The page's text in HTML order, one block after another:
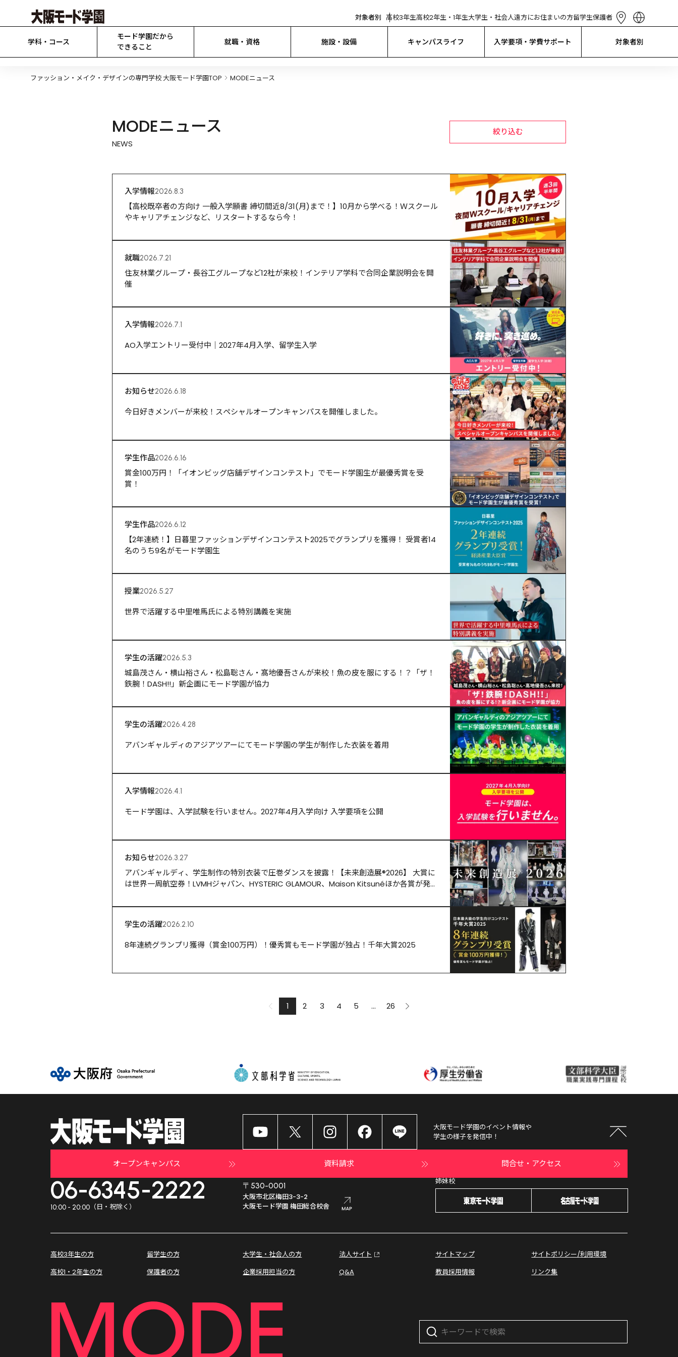
対象者別 高校3年生高校2年生・1年生大学生・社会人遠方にお住まいの方留学生保護者
简体中文
学科・コース
モード学園だから
できること
就職・資格 施設・設備 キャンパスライフ 入学要項・学費サポート 対象者別
ファッション・メイク・デザインの専門学校 大阪モード学園TOP MODEニュース
MODEニュース
NEWS
絞り込む
入学情報2026.8.3
【高校既卒者の方向け 一般入学願書 締切間近8/31(月)まで！】10月から学べる！Ｗスクール
やキャリアチェンジなど、リスタートするなら今！
就職2026.7.21
住友林業グループ・長谷工グループなど12社が来校！インテリア学科で合同企業説明会を開
催
入学情報2026.7.1
AO入学エントリー受付中｜2027年4月入学、留学生入学
お知らせ2026.6.18
今日好きメンバーが来校！スペシャルオープンキャンパスを開催しました。
学生作品2026.6.16
賞金100万円！「イオンビッグ店舗デザインコンテスト」でモード学園生が最優秀賞を受
賞！
学生作品2026.6.12
【2年連続！】日暮里ファッションデザインコンテスト2025でグランプリを獲得！ 受賞者14
名のうち9名がモード学園生
授業2026.5.27
世界で活躍する中里唯馬氏による特別講義を実施
学生の活躍2026.5.3
城島茂さん・横山裕さん・松島聡さん・髙地優吾さんが来校！魚の皮を服にする！？「ザ！
鉄腕！DASH!!」新企画にモード学園が協力
学生の活躍2026.4.28
アバンギャルディのアジアツアーにてモード学園の学生が制作した衣装を着用
入学情報2026.4.1
モード学園は、入学試験を行いません。2027年4月入学向け 入学要項を公開
お知らせ2026.3.27
アバンギャルディ、学生制作の特別衣装で圧巻ダンスを披露！【未来創造展®️2026】 大賞に
は世界一周航空券！LVMHジャパン、HYSTERIC GLAMOUR、Maison Kitsunéほか各賞が発
学生の活躍2026.2.10
8年連続グランプリ獲得（賞金100万円）！優秀賞もモード学園が独占！千年大賞2025
1 2 3 4 5 ... 26
大阪モード学園のイベント情報や
学生の様子を発信中！
オープンキャンパス 資料請求 問合せ・アクセス
06-6345-2222
10:00 - 20:00 （日・祝除く）
〒530-0001
大阪市北区梅田3-3-2
大阪モード学園 梅田総合校舎
姉妹校
高校3年生の方
高校1・2年生の方
留学生の方
保護者の方
大学生・社会人の方
企業採用担当の方
法人サイト
Q&A
サイトマップ
教員採用情報
サイトポリシー/利用環境
リンク集